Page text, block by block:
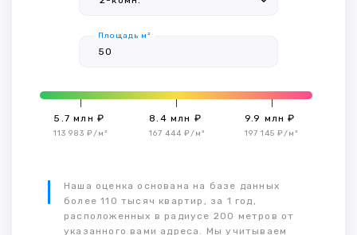
Площадь м²
5.7 млн ₽
113 983 ₽/м²
8.4 млн ₽
167 444 ₽/м²
9.9 млн ₽
197 145 ₽/м²
Наша оценка основана на базе данных
более 110 тысяч квартир, за 1 год,
расположенных в радиусе 200 метров от
указанного вами адреса. Мы учитываем